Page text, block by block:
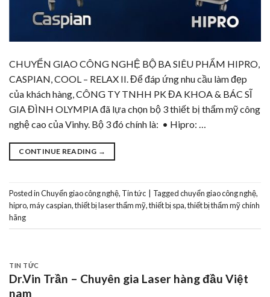
CHUYỂN GIAO CÔNG NGHỆ BỘ BA SIÊU PHẨM HIPRO,
CASPIAN, COOL – RELAX II. Để đáp ứng nhu cầu làm đẹp
của khách hàng, CÔNG TY TNHH PK ĐA KHOA & BÁC SĨ
GIA ĐÌNH OLYMPIA đã lựa chọn bộ 3 thiết bị thẩm mỹ công
nghệ cao của Vinhy. Bộ 3 đó chính là: • Hipro: …
CONTINUE READING →
Posted inChuyển giao công nghệ, Tin tức Taggedchuyển giao công nghệ,
hipro,máy caspian,thiết bị laser thẩm mỹ,thiết bị spa,thiết bị thẩm mỹ chính
hãng
TIN TỨC
Dr.Vin Trần – Chuyên gia Laser hàng đầu Việt
nam